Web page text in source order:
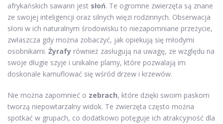
afrykańskich sawann jest słoń. Te ogromne zwierzęta są znane
ze swojej inteligencji oraz silnych więzi rodzinnych. Obserwacja
słoni w ich naturalnym środowisku to niezapomniane przeżycie,
zwłaszcza gdy można zobaczyć, jak opiekują się młodymi
osobnikami. Żyrafy również zasługują na uwagę, ze względu na
swoje długie szyje i unikalne plamy, które pozwalają im
doskonale kamuflować się wśród drzew i krzewów.
Nie można zapomnieć o zebrach, które dzięki swoim paskom
tworzą niepowtarzalny widok. Te zwierzęta często można
spotkać w grupach, co dodatkowo potęguje ich atrakcyjność dla